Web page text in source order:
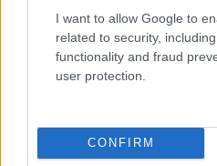
I want to allow Google to
related to security,
functionality and fraud
user protection.
CONFIRM
Arrestati cinque agenti della
accuse e i dettagli